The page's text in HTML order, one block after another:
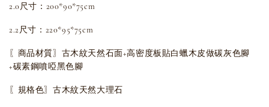
2.0尺寸：200*90*75cm
2.2尺寸：220*95*75cm
〖商品材質〗古木紋天然石面+高密度板貼白蠟木皮做碳灰色腳
+碳素鋼噴啞黑色腳
〖規格色〗古木紋天然大理石